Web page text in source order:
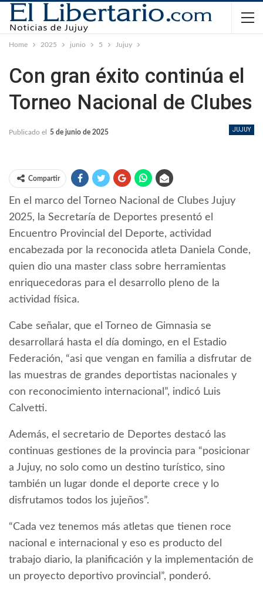
Home 2025 junio 5 Jujuy
Con gran éxito continúa el
Torneo Nacional de Clubes
JUJUY
Publicado el 5 de junio de 2025
Compartir
En el marco del Torneo Nacional de Clubes Jujuy
2025, la Secretaría de Deportes presentó el
Encuentro Provincial del Deporte, actividad
encabezada por la reconocida atleta Daniela Conde,
quien dio una master class sobre herramientas
enriquecedoras para el desarrollo pleno de la
actividad física.
Cabe señalar, que el Torneo de Gimnasia se
desarrollará hasta el día domingo, en el Estadio
Federación, “asi que vengan en familia a disfrutar de
las muestras de grandes deportistas nacionales y
con reconocimiento internacional”, indicó Luis
Calvetti.
Además, el secretario de Deportes destacó las
continuas gestiones de la provincia para “posicionar
a Jujuy, no solo como un destino turístico, sino
también un lugar donde el deporte crece y lo
disfrutamos todos los jujeños”.
“Cada vez tenemos más atletas que tienen roce
nacional e internacional y eso es producto del
trabajo diario, la planificación y la implementación de
un proyecto deportivo provincial”, ponderó.